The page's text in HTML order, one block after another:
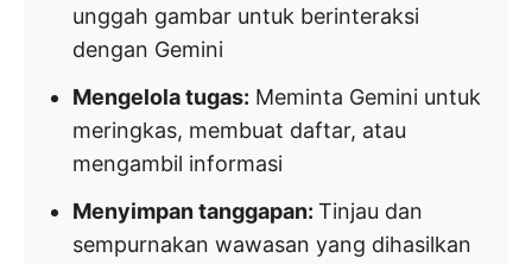
unggah gambar untuk berinteraksi
dengan Gemini
Mengelola tugas: Meminta Gemini untuk
meringkas, membuat daftar, atau
mengambil informasi
Menyimpan tanggapan: Tinjau dan
sempurnakan wawasan yang dihasilkan